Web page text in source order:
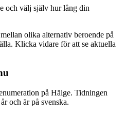
och välj själv hur lång din
olika alternativ beroende på
Klicka vidare för att se aktuella
på Hälge. Tidningen
och är på svenska.